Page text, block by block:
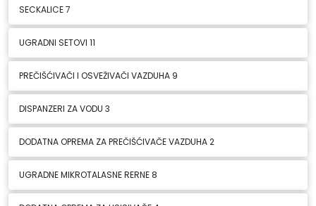
SECKALICE7
UGRADNI SETOVI 11
PREČIŠĆIVAČI I OSVEŽIVAČI VAZDUHA 9
DISPANZERI ZA VODU 3
DODATNA OPREMA ZA PREČIŠĆIVAČE VAZDUHA2
UGRADNE MIKROTALASNE RERNE8